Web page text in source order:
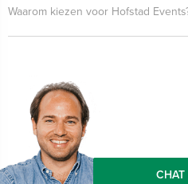
Waarom kiezen voor Hofstad
CHAT